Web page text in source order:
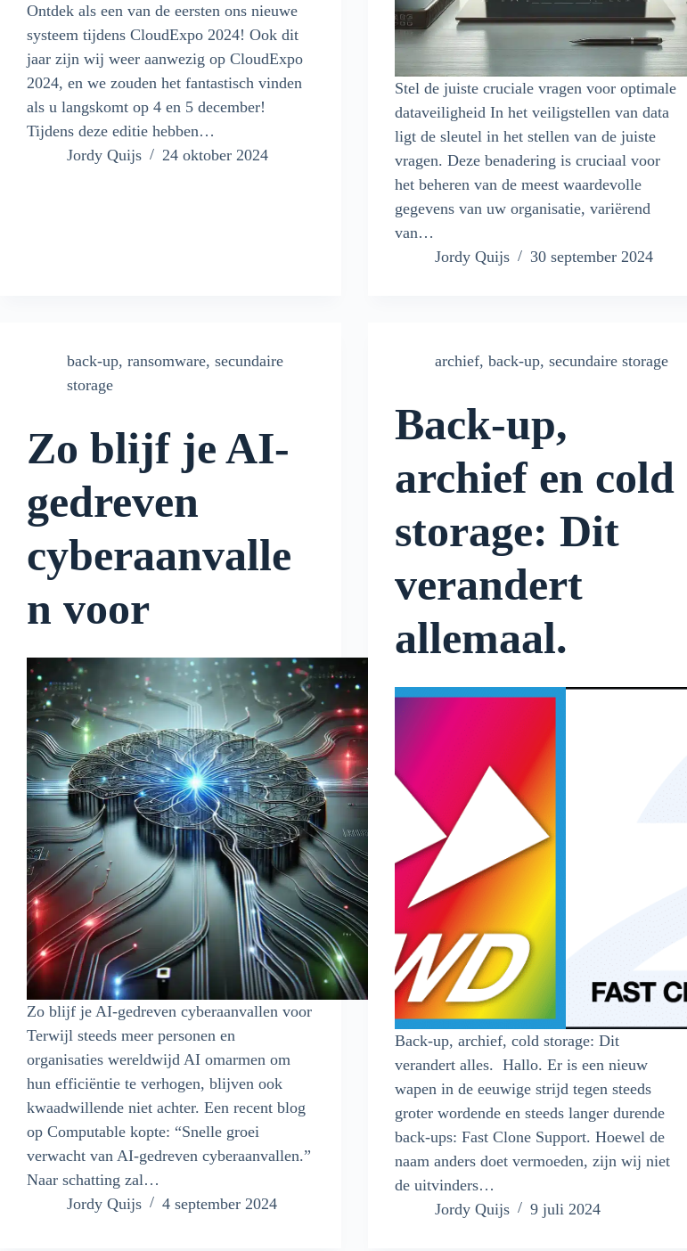
Ontdek als een van de eersten ons nieuwe
systeem tijdens CloudExpo 2024! Ook dit
jaar zijn wij weer aanwezig op CloudExpo
2024, en we zouden het fantastisch vinden
als u langskomt op 4 en 5 december!
Tijdens deze editie hebben…
Jordy Quijs
24 oktober 2024
Stel de juiste cruciale vragen voor optimale
dataveiligheid In het veiligstellen van data
ligt de sleutel in het stellen van de juiste
vragen. Deze benadering is cruciaal voor
het beheren van de meest waardevolle
gegevens van uw organisatie, variërend
van…
Jordy Quijs
30 september 2024
back-up, ransomware, secundaire
storage
Zo blijf je AI-
gedreven
cyberaanvalle
n voor
Zo blijf je AI-gedreven cyberaanvallen voor
Terwijl steeds meer personen en
organisaties wereldwijd AI omarmen om
hun efficiëntie te verhogen, blijven ook
kwaadwillende niet achter. Een recent blog
op Computable kopte: “Snelle groei
verwacht van AI-gedreven cyberaanvallen.”
Naar schatting zal…
Jordy Quijs
4 september 2024
archief,back-up,secundaire storage
Back-up,
archief en cold
storage: Dit
verandert
allemaal.
Back-up, archief, cold storage: Dit
verandert alles. Hallo. Er is een nieuw
wapen in de eeuwige strijd tegen steeds
groter wordende en steeds langer durende
back-ups: Fast Clone Support. Hoewel de
naam anders doet vermoeden, zijn wij niet
de uitvinders…
Jordy Quijs
9 juli 2024